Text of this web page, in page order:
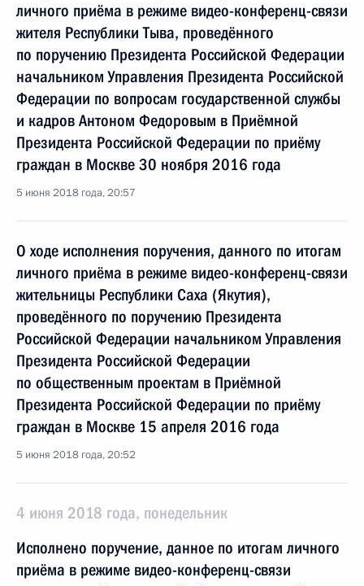
личного приёма в режиме видео-конференц-связи
жителя Республики Тыва, проведённого
по поручению Президента Российской Федерации
начальником Управления Президента Российской
Федерации по вопросам государственной службы
и кадров Антоном Федоровым в Приёмной
Президента Российской Федерации по приёму
граждан в Москве 30 ноября 2016 года
5 июня 2018 года, 20:57
О ходе исполнения поручения, данного по итогам
личного приёма в режиме видео-конференц-связи
жительницы Республики Саха (Якутия),
проведённого по поручению Президента
Российской Федерации начальником Управления
Президента Российской Федерации
по общественным проектам в Приёмной
Президента Российской Федерации по приёму
граждан в Москве 15 апреля 2016 года
5 июня 2018 года, 20:52
4 июня 2018 года, понедельник
Исполнено поручение, данное по итогам личного
приёма в режиме видео-конференц-связи